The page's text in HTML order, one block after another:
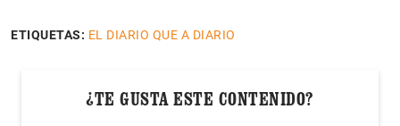
ETIQUETAS: EL DIARIO QUE A DIARIO
¿TE GUSTA ESTE CONTENIDO?